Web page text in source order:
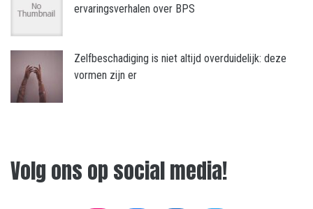
ervaringsverhalen over BPS
Zelfbeschadiging is niet altijd overduidelijk: deze
vormen zijn er
Volg ons op social media!